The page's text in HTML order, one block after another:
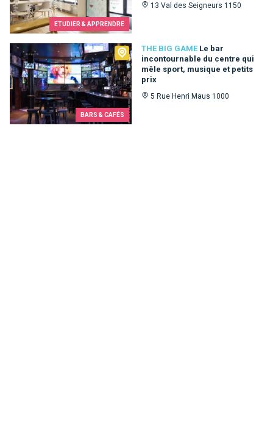
ETUDIER & APPRENDRE
13 Val des Seigneurs 1150
BARS & CAFÉS
THE BIG GAME Le bar
incontournable du centre qui
mêle sport, musique et petits
prix
5 Rue Henri Maus 1000
The Big Game